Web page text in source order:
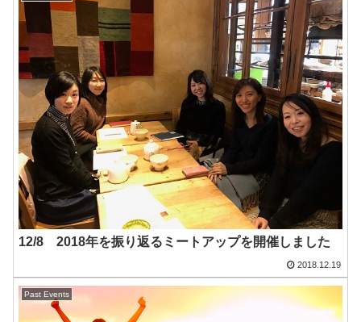
12/8 2018年を振り返るミートアップを開催しました
2018.12.19
Past Events